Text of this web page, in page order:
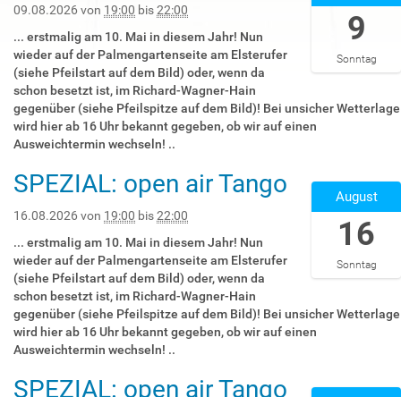
0
:
0
0
+
0
2
0
0
2
2
6
-
0
8
-
0
T
2
-
0
8
-
0
9
T
9
0
:
0
0
+
0
2
0
9
Sonntag
09.08.2026 von 19:00 bis22:00
... erstmalig am 10. Mai in diesem Jahr! Nun
wieder auf der Palmengartenseite am Elsterufer
(siehe Pfeilstart auf dem Bild) oder, wenn da
schon besetzt ist, im Richard-Wagner-Hain
gegenüber (siehe Pfeilspitze auf dem Bild)! Bei unsicher Wetterlage
wird hier ab 16 Uhr bekannt gegeben, ob wir auf einen
Ausweichtermin wechseln! ..
2
0
2
-
0
8
-
1
6
T
9
August
16
Sonntag
SPEZIAL: open air Tango
16.08.2026 von 19:00 bis22:00
... erstmalig am 10. Mai in diesem Jahr! Nun
wieder auf der Palmengartenseite am Elsterufer
(siehe Pfeilstart auf dem Bild) oder, wenn da
schon besetzt ist, im Richard-Wagner-Hain
gegenüber (siehe Pfeilspitze auf dem Bild)! Bei unsicher Wetterlage
wird hier ab 16 Uhr bekannt gegeben, ob wir auf einen
Ausweichtermin wechseln! ..
2
SPEZIAL: open air Tango